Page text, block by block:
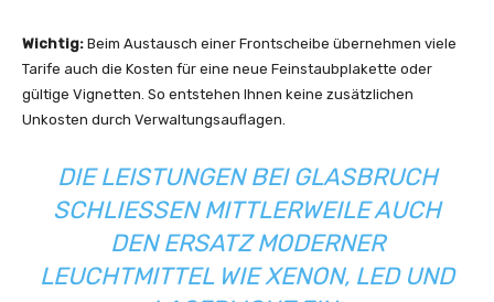
Wichtig: Beim Austausch einer Frontscheibe übernehmen viele
Tarife auch die Kosten für eine neue Feinstaubplakette oder
gültige Vignetten. So entstehen Ihnen keine zusätzlichen
Unkosten durch Verwaltungsauflagen.
DIE LEISTUNGEN BEI GLASBRUCH
SCHLIESSEN MITTLERWEILE AUCH D
EN ERSATZ MODERNER L
EUCHTMITTEL WIE XENON, LED UND L